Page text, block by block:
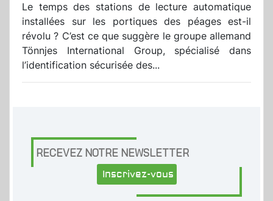
Le temps des stations de lecture automatique
installées sur les portiques des péages est-il
révolu ? C’est ce que suggère le groupe allemand
Tönnjes International Group, spécialisé dans
l’identification sécurisée des...
RECEVEZ NOTRE NEWSLETTER
Inscrivez-vous